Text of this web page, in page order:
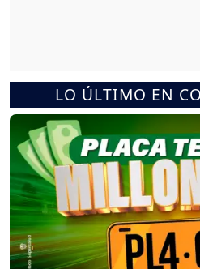
LO ÚLTIMO EN